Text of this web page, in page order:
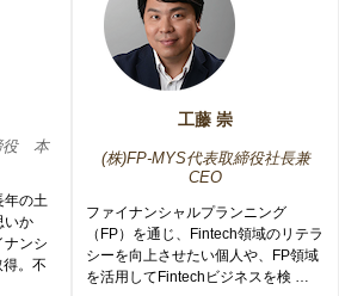
役 本
年の土
いか
ナンシ
。不
工藤 崇
(株)FP-MYS代表取締役社長兼
CEO
ファイナンシャルプランニング
（FP）を通じ、Fintech領域のリテラ
シーを向上させたい個人や、FP領域
を活用してFintechビジネスを検 …